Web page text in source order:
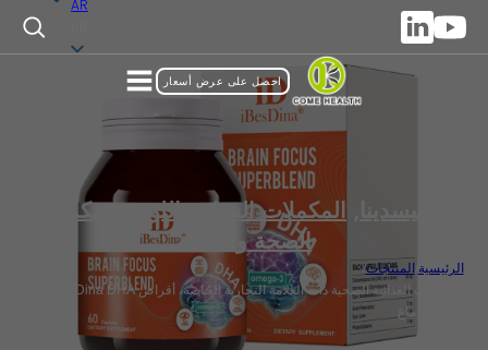
AR
احصل على عرض أسعار
المكملات الغذائية اللوحية,مكملات
الصحة والعافية
الرئيسية المنتجات/
المكملات الغذائية الصحية ذات العلامة التجارية الخاصة، أقراص iBesDina DHA
لصحة الدماغ